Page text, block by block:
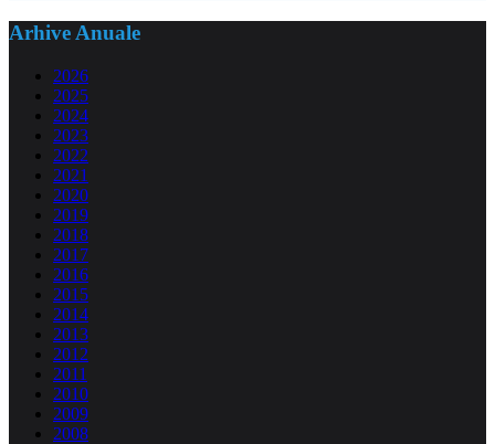
Arhive Anuale
2026
2025
2024
2023
2022
2021
2020
2019
2018
2017
2016
2015
2014
2013
2012
2011
2010
2009
2008